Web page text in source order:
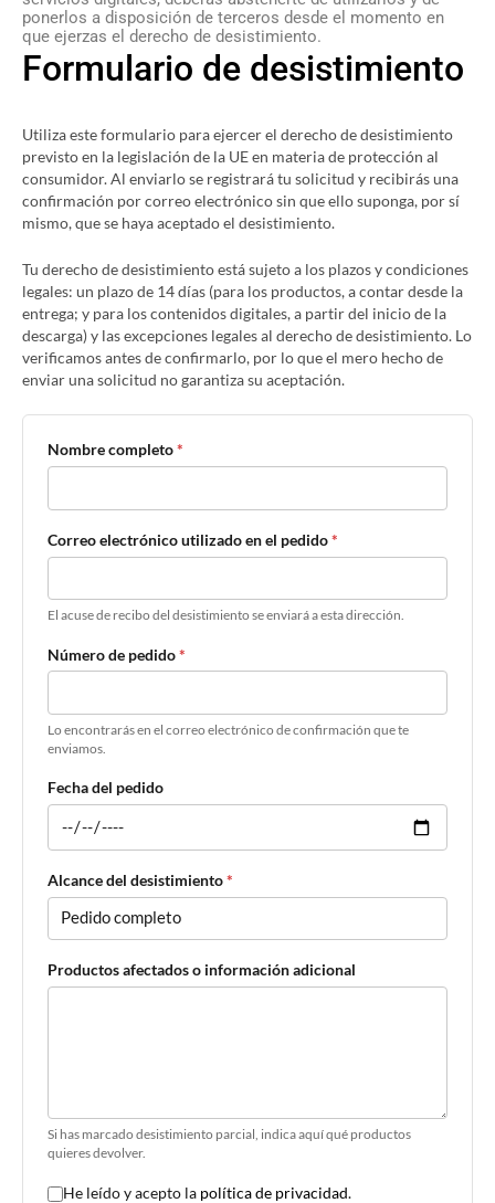
ponerlos a disposición de terceros desde el momento en
que ejerzas el derecho de desistimiento.
Formulario de desistimiento
Utiliza este formulario para ejercer el derecho de desistimiento
previsto en la legislación de la UE en materia de protección al
consumidor. Al enviarlo se registrará tu solicitud y recibirás una
confirmación por correo electrónico sin que ello suponga, por sí
mismo, que se haya aceptado el desistimiento.
Tu derecho de desistimiento está sujeto a los plazos y condiciones
legales: un plazo de 14 días (para los productos, a contar desde la
entrega; y para los contenidos digitales, a partir del inicio de la
descarga) y las excepciones legales al derecho de desistimiento. Lo
verificamos antes de confirmarlo, por lo que el mero hecho de
enviar una solicitud no garantiza su aceptación.
Nombre completo*
Correo electrónico utilizado en el pedido*
El acuse de recibo del desistimiento se enviará a esta dirección.
Número de pedido*
Lo encontrarás en el correo electrónico de confirmación que te
enviamos.
Fecha del pedido
Alcance del desistimiento*
Productos afectados o información adicional
Si has marcado desistimiento parcial, indica aquí qué productos
quieres devolver.
He leído y acepto la política de privacidad.